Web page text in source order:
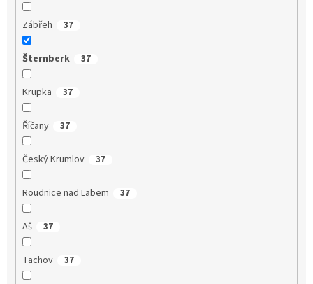
Zábřeh 37
Šternberk 37
Krupka 37
Říčany 37
Český Krumlov 37
Roudnice nad Labem 37
Aš 37
Tachov 37